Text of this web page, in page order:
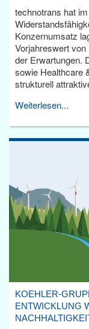
technotrans hat
Konzernumsatz
Vorjahreswert
der Erwartungen.
sowie Healthcare
strukturell
Weiterlesen...
KOEHLER-
ENTWICKLUNG